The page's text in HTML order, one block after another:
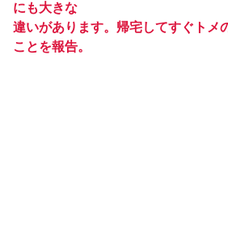
にも大きな
違いがあります。帰宅してすぐトメ
ことを報告。